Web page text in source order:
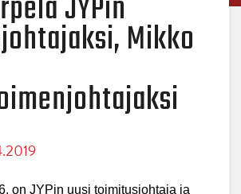
Mikko
on JYPin uusi toimitusjohtaja ja